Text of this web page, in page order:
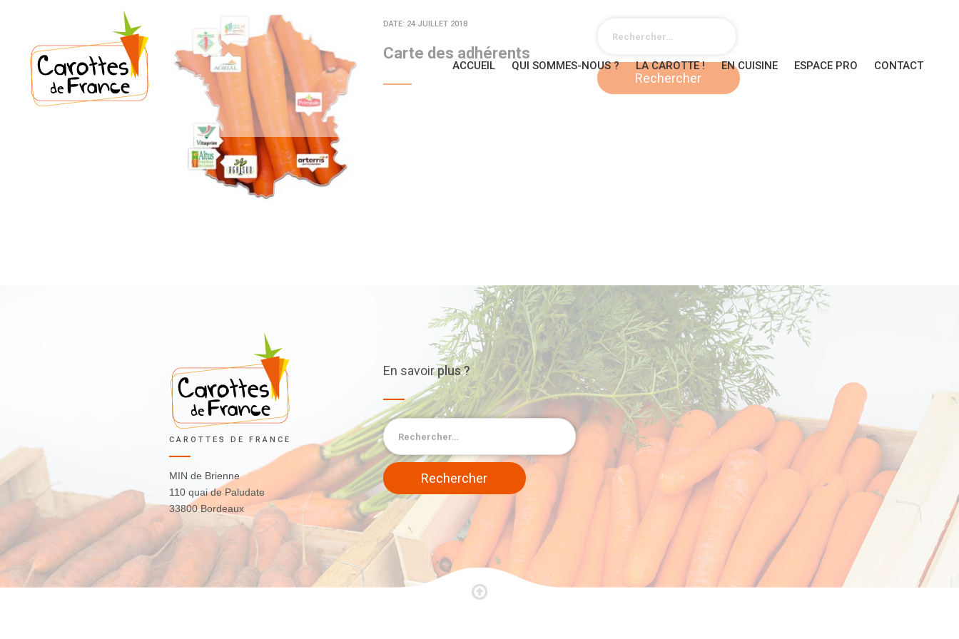
ACCUEIL QUI SOMMES-NOUS ? LA CAROTTE ! EN CUISINE ESPACE PRO CONTACT
DATE: 24 JUILLET 2018
Carte des adhérents
CAROTTES DE FRANCE
MIN de Brienne
110 quai de Paludate
33800 Bordeaux
En savoirplus ?